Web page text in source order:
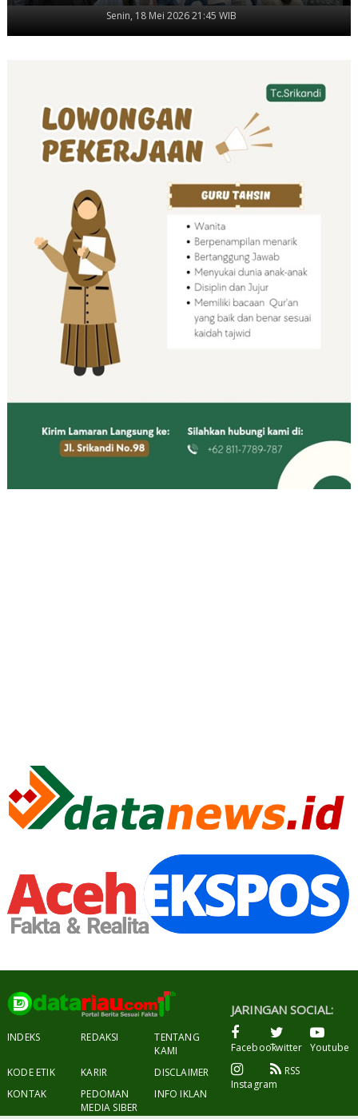
Senin, 18 Mei 2026 21:45 WIB
INDEKS REDAKSI
TENTANG
KAMI
KODE ETIK
KARIR
DISCLAIMER
KONTAK
PEDOMAN
MEDIA SIBER
INFO IKLAN
JARINGAN SOCIAL:
FacebookTwitter Youtube
Instagram
RSS